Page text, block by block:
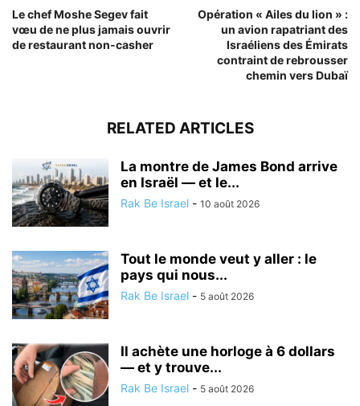
Le chef Moshe Segev fait
vœu de ne plus jamais ouvrir
de restaurant non-casher
Opération « Ailes du lion » :
un avion rapatriant des
Israéliens des Émirats
contraint de rebrousser
chemin vers Dubaï
RELATED ARTICLES
La montre de James Bond arrive
en Israël — et le...
Rak Be Israel - 10 août 2026
Tout le monde veut y aller : le
pays qui nous...
Rak Be Israel - 5 août 2026
Il achète une horloge à 6 dollars
— et y trouve...
Rak Be Israel - 5 août 2026